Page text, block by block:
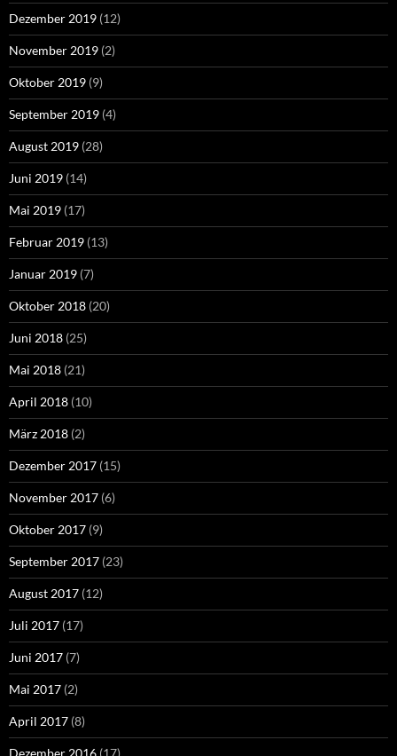
Dezember 2019 (12)
November 2019 (2)
Oktober 2019 (9)
September 2019 (4)
August 2019 (28)
Juni 2019 (14)
Mai 2019 (17)
Februar 2019 (13)
Januar 2019 (7)
Oktober 2018 (20)
Juni 2018 (25)
Mai 2018 (21)
April 2018 (10)
März 2018 (2)
Dezember 2017 (15)
November 2017 (6)
Oktober 2017 (9)
September 2017 (23)
August 2017 (12)
Juli 2017 (17)
Juni 2017 (7)
Mai 2017 (2)
April 2017 (8)